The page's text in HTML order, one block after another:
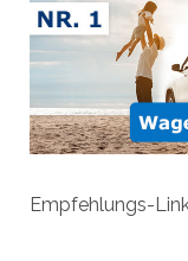
Empfehlungs-